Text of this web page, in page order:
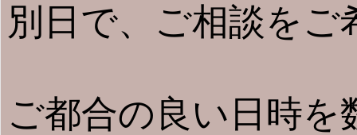
別日で、ご相談をご
ご都合の良い日時